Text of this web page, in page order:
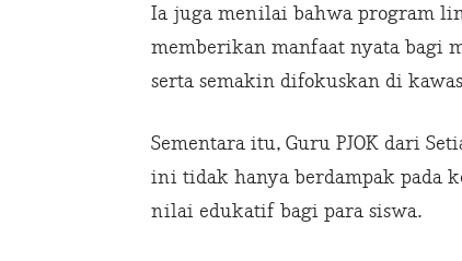
Ia juga menilai bahwa program
memberikan manfaat nyata bagi
serta semakin difokuskan di
Sementara itu, Guru PJOK dari
ini tidak hanya berdampak pada
nilai edukatif bagi para siswa.